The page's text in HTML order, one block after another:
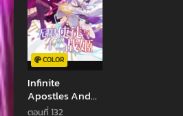
ตอนที่ 96
พฤศจิกายน 21, 2022
ตอนที่ 94
พฤศจิกายน 21, 2022
ตอนที่ 92
พฤศจิกายน 21, 2022
COLOR
Infinite
Apostles And
Twelve War Girls
ตอนที่ 132